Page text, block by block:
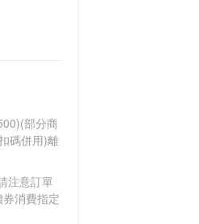
部分商
碼併用)離
注意訂單
消費指定